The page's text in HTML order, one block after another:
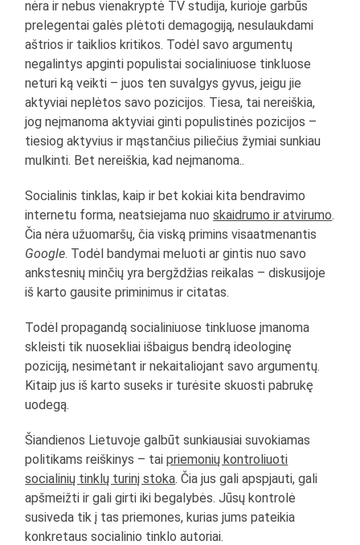
nėra ir nebus vienakryptė TV studija, kurioje garbūs
prelegentai galės plėtoti demagogiją, nesulaukdami
aštrios ir taiklios kritikos. Todėl savo argumentų
negalintys apginti populistai socialiniuose tinkluose
neturi ką veikti – juos ten suvalgys gyvus, jeigu jie
aktyviai neplėtos savo pozicijos. Tiesa, tai nereiškia,
jog neįmanoma aktyviai ginti populistinės pozicijos –
tiesiog aktyvius ir mąstančius piliečius žymiai sunkiau
mulkinti. Bet nereiškia, kad neįmanoma..
Socialinis tinklas, kaip ir bet kokiai kita bendravimo
internetu forma, neatsiejama nuoskaidrumo ir atvirumo.
Čia nėra užuomaršų, čia viską primins visaatmenantis
Google. Todėl bandymai meluoti ar gintis nuo savo
ankstesnių minčių yra bergždžias reikalas – diskusijoje
iš karto gausite priminimus ir citatas.
Todėl propagandą socialiniuose tinkluose įmanoma
skleisti tik nuosekliai išbaigus bendrą ideologinę
poziciją, nesimėtant ir nekaitaliojant savo argumentų.
Kitaip jus iš karto suseks ir turėsite skuosti pabrukę
uodegą.
Šiandienos Lietuvoje galbūt sunkiausiai suvokiamas
politikams reiškinys – taipriemonių kontroliuoti
socialinių tinklų turinį stoka. Čia jus gali apspjauti, gali
apšmeižti ir gali girti iki begalybės. Jūsų kontrolė
susiveda tik į tas priemones, kurias jums pateikia
konkretaus socialinio tinklo autoriai.